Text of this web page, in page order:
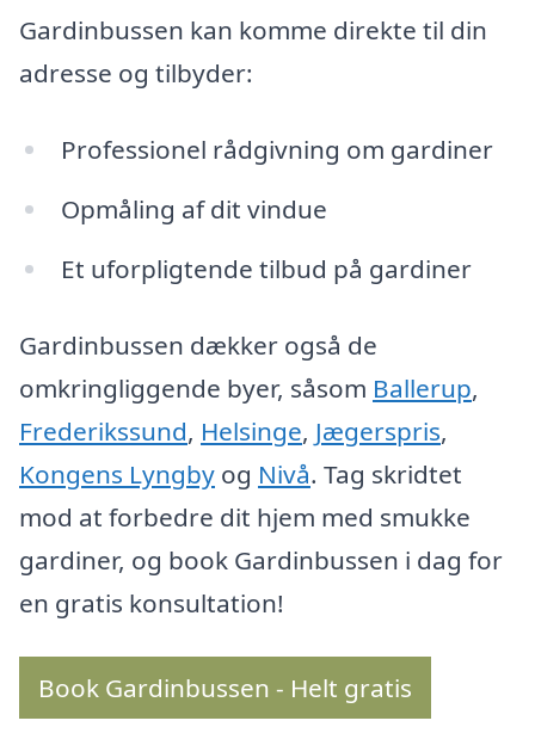
Gardinbussen kan komme direkte til din
adresse og tilbyder:
Professionel rådgivning om gardiner
Opmåling af dit vindue
Et uforpligtende tilbud på gardiner
Gardinbussen dækker også de
omkringliggende byer, såsom Ballerup,
Frederikssund, Helsinge, Jægerspris,
Kongens Lyngby og Nivå. Tag skridtet
mod at forbedre dit hjem med smukke
gardiner, og book Gardinbussen i dag for
en gratis konsultation!
Book Gardinbussen - Helt gratis